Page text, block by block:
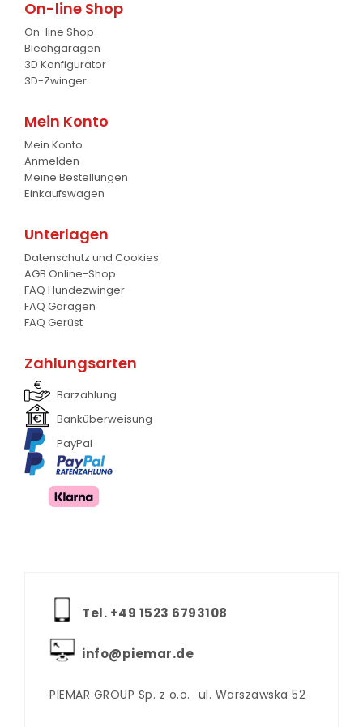
Baumgreifer
Schaufel
Gabel
Krokodil Gabel und Schaufel
Planierschild
Silageschieber
Frontanbau Kat. 1 und Kat.2
ANDERE
On-line Shop
On-line Shop
Blechgaragen
3D Konfigurator
3D-Zwinger
Mein Konto
Mein Konto
Anmelden
Meine Bestellungen
Einkaufswagen
Unterlagen
Datenschutz und Cookies
AGB Online-Shop
FAQ Hundezwinger
FAQ Garagen
FAQ Gerüst
Zahlungsarten
Barzahlung
Banküberweisung
PayPal
Tel. +‪49 1523 6793108
info@piemar.de
PIEMAR GROUP Sp. z o.o. ul. Warszawska 52